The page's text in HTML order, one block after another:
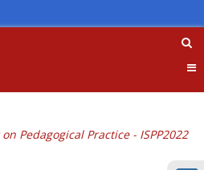
Pedagogical Practice - ISPP2022